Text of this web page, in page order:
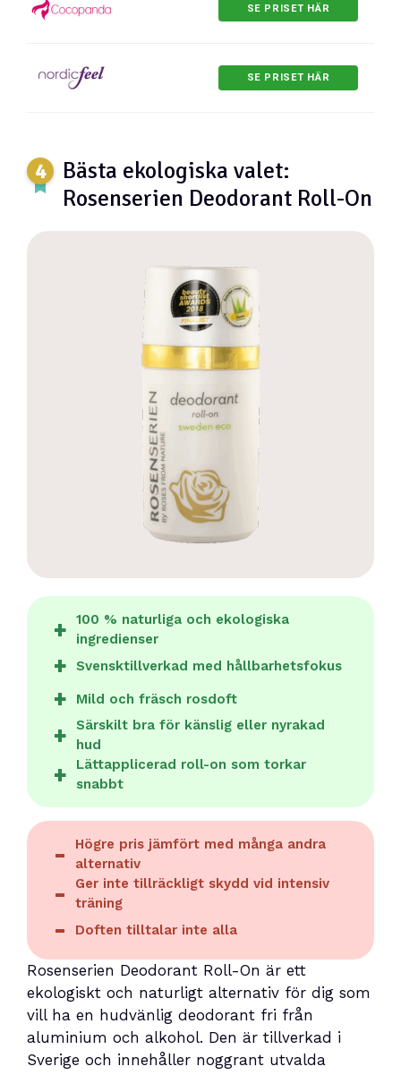
SE PRISET HÄR
SE PRISET HÄR
Bästa ekologiska valet:
Rosenserien Deodorant Roll-On
100 % naturliga och ekologiska
ingredienser
Svensktillverkad med hållbarhetsfokus
Mild och fräsch rosdoft
Särskilt bra för känslig eller nyrakad
hud
Lättapplicerad roll-on som torkar
snabbt
Högre pris jämfört med många andra
alternativ
Ger inte tillräckligt skydd vid intensiv
träning
Doften tilltalar inte alla
Rosenserien Deodorant Roll-On är ett
ekologiskt och naturligt alternativ för dig som
vill ha en hudvänlig deodorant fri från
aluminium och alkohol. Den är tillverkad i
Sverige och innehåller noggrant utvalda